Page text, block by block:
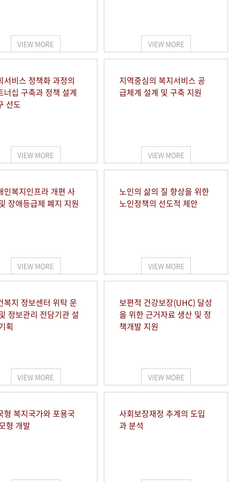
VIEW MORE VIEW MORE
서비스 정책화 과정의
너십 구축과 정책 설계
선도
VIEW MORE
지역중심의 복지서비스 공
급체계 설계 및 구축 지원
VIEW MORE
인복지인프라 개편 사
장애등급제 폐지 지원
VIEW MORE
노인의 삶의 질 향상을 위한
노인정책의 선도적 제안
VIEW MORE
복지 정보센터 위탁 운
정보관리 전담기관 설
획
VIEW MORE
보편적 건강보장(UHC) 달성
을 위한 근거자료 생산 및 정
책개발 지원
VIEW MORE
형 복지국가와 포용국
형 개발
사회보장재정 추계의 도입
과 분석